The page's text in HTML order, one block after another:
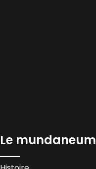
Le mundaneum